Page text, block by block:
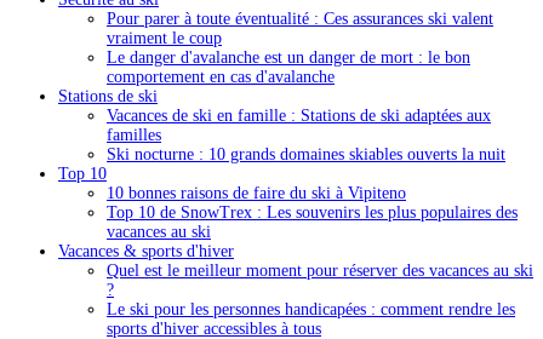
Pour parer à toute éventualité : Ces assurances ski valent
vraiment le coup
Le danger d'avalanche est un danger de mort : le bon
comportement en cas d'avalanche
Stations de ski
Vacances de ski en famille : Stations de ski adaptées aux
familles
Ski nocturne : 10 grands domaines skiables ouverts la nuit
Top 10
10 bonnes raisons de faire du ski à Vipiteno
Top 10 de SnowTrex : Les souvenirs les plus populaires des
vacances au ski
Vacances & sports d'hiver
Quel est le meilleur moment pour réserver des vacances au ski
?
Le ski pour les personnes handicapées : comment rendre les
sports d'hiver accessibles à tous